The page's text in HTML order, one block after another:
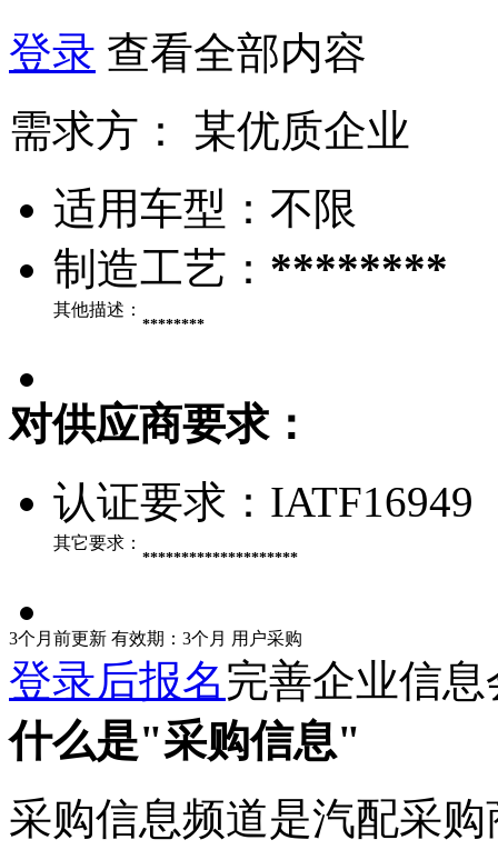
登录 查看全部内容
需求方：
某优质企业
适用车型： 不限
制造工艺： ********
其他描述：
********
对供应商要求：
认证要求： IATF16949
其它要求：
********************
3个月前更新 有效期：3个月 用户采购
登录后报名完善企业信
什么是"采购信息"
采购信息频道是汽配采